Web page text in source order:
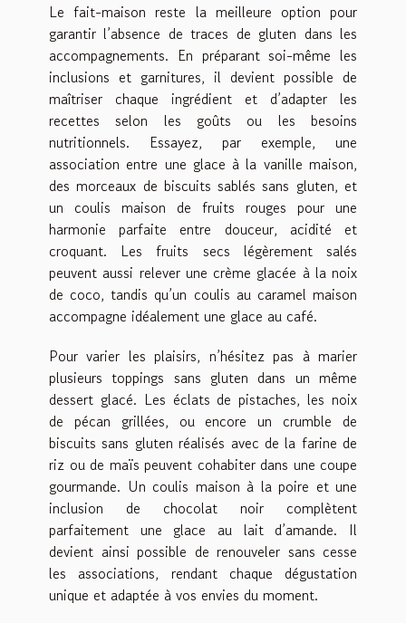
Le fait-maison reste la meilleure option pour
garantir l’absence de traces de gluten dans les
accompagnements. En préparant soi-même les
inclusions et garnitures, il devient possible de
maîtriser chaque ingrédient et d’adapter les
recettes selon les goûts ou les besoins
nutritionnels. Essayez, par exemple, une
association entre une glace à la vanille maison,
des morceaux de biscuits sablés sans gluten, et
un coulis maison de fruits rouges pour une
harmonie parfaite entre douceur, acidité et
croquant. Les fruits secs légèrement salés
peuvent aussi relever une crème glacée à la noix
de coco, tandis qu’un coulis au caramel maison
accompagne idéalement une glace au café.
Pour varier les plaisirs, n’hésitez pas à marier
plusieurs toppings sans gluten dans un même
dessert glacé. Les éclats de pistaches, les noix
de pécan grillées, ou encore un crumble de
biscuits sans gluten réalisés avec de la farine de
riz ou de maïs peuvent cohabiter dans une coupe
gourmande. Un coulis maison à la poire et une
inclusion de chocolat noir complètent
parfaitement une glace au lait d’amande. Il
devient ainsi possible de renouveler sans cesse
les associations, rendant chaque dégustation
unique et adaptée à vos envies du moment.